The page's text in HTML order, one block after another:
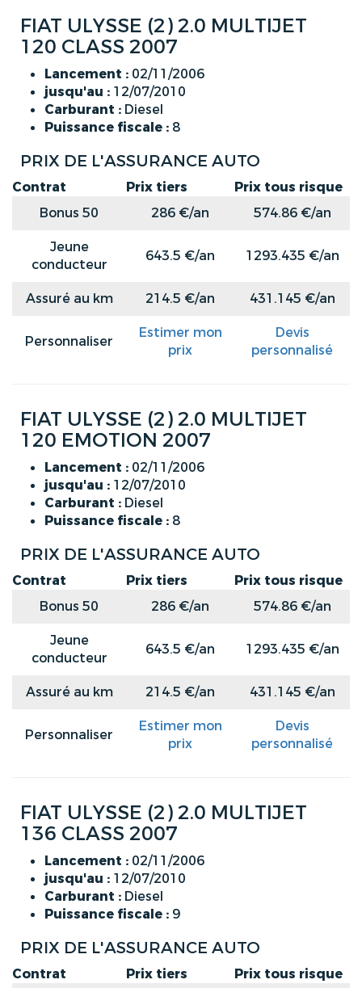
FIAT ULYSSE (2) 2.0 MULTIJET
120 CLASS 2007
Lancement : 02/11/2006
jusqu'au : 12/07/2010
Carburant : Diesel
Puissance fiscale : 8
PRIX DE L'ASSURANCE AUTO
Contrat Prix tiers
Prix tous risque
Bonus 50
286 €/an
574.86 €/an
Jeune
conducteur
643.5 €/an 1293.435 €/an
Assuré au km 214.5 €/an 431.145 €/an
Personnaliser
Estimer mon
prix
Devis
personnalisé
FIAT ULYSSE (2) 2.0 MULTIJET
120 EMOTION 2007
Lancement : 02/11/2006
jusqu'au : 12/07/2010
Carburant : Diesel
Puissance fiscale : 8
PRIX DE L'ASSURANCE AUTO
Contrat Prix tiers
Prix tous risque
Bonus 50
286 €/an
574.86 €/an
Jeune
conducteur
643.5 €/an 1293.435 €/an
Assuré au km 214.5 €/an 431.145 €/an
Personnaliser
Estimer mon
prix
Devis
personnalisé
FIAT ULYSSE (2) 2.0 MULTIJET
136 CLASS 2007
Lancement : 02/11/2006
jusqu'au : 12/07/2010
Carburant : Diesel
Puissance fiscale : 9
PRIX DE L'ASSURANCE AUTO
Contrat Prix tiers
Prix tous risque